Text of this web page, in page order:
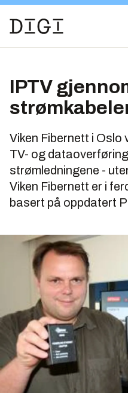
IPTV
Viken Fibernett i Oslo
TV- og
strømledningene -
Viken Fibernett er i
basert på oppdatert